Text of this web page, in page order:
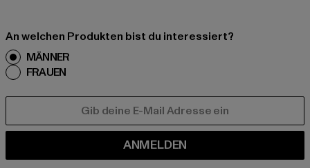
An welchen Produkten bist du interessiert?
MÄNNER
FRAUEN
ANMELDEN